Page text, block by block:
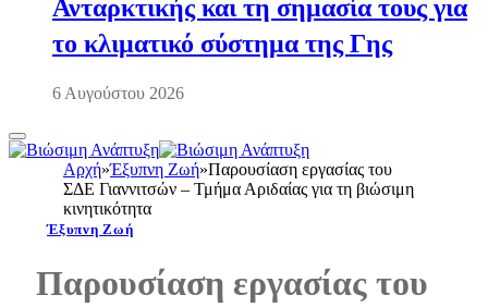
Ανταρκτικής και τη σημασία τους για
το κλιματικό σύστημα της Γης
6 Αυγούστου 2026
Αρχή»Έξυπνη Ζωή»Παρουσίαση εργασίας του
ΣΔΕ Γιαννιτσών – Τμήμα Αριδαίας για τη βιώσιμη
κινητικότητα
Έξυπνη Ζωή
Παρουσίαση εργασίας του